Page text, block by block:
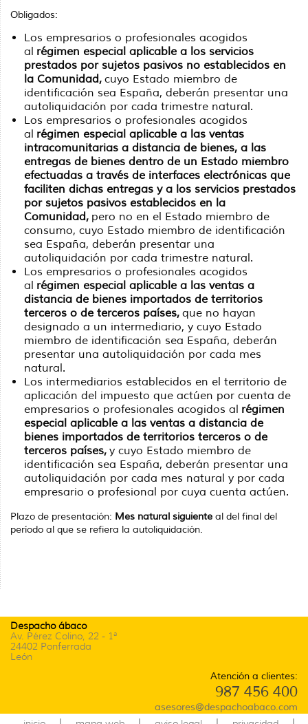
Obligados:
Los empresarios o profesionales acogidos
al régimen especial aplicable a los servicios
prestados por sujetos pasivos no establecidos en
la Comunidad, cuyo Estado miembro de
identificación sea España, deberán presentar una
autoliquidación por cada trimestre natural.
Los empresarios o profesionales acogidos
al régimen especial aplicable a las ventas
intracomunitarias a distancia de bienes, a las
entregas de bienes dentro de un Estado miembro
efectuadas a través de interfaces electrónicas que
faciliten dichas entregas y a los servicios prestados
por sujetos pasivos establecidos en la
Comunidad, pero no en el Estado miembro de
consumo, cuyo Estado miembro de identificación
sea España, deberán presentar una
autoliquidación por cada trimestre natural.
Los empresarios o profesionales acogidos
al régimen especial aplicable a las ventas a
distancia de bienes importados de territorios
terceros o de terceros países, que no hayan
designado a un intermediario, y cuyo Estado
miembro de identificación sea España, deberán
presentar una autoliquidación por cada mes
natural.
Los intermediarios establecidos en el territorio de
aplicación del impuesto que actúen por cuenta de
empresarios o profesionales acogidos al régimen
especial aplicable a las ventas a distancia de
bienes importados de territorios terceros o de
terceros países, y cuyo Estado miembro de
identificación sea España, deberán presentar una
autoliquidación por cada mes natural y por cada
empresario o profesional por cuya cuenta actúen.
Plazo de presentación: Mes natural siguiente al del final del
período al que se refiera la autoliquidación.
Despacho ábaco
Av. Pérez Colino, 22 - 1ª
24402 Ponferrada
León
Atención a clientes:
987 456 400
asesores@despachoabaco.com